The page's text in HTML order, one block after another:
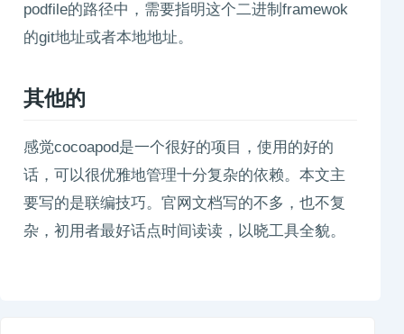
podfile的路径中，需要指明这个二进制framewok
的git地址或者本地地址。
其他的
感觉cocoapod是一个很好的项目，使用的好的
话，可以很优雅地管理十分复杂的依赖。本文主
要写的是联编技巧。官网文档写的不多，也不复
杂，初用者最好话点时间读读，以晓工具全貌。